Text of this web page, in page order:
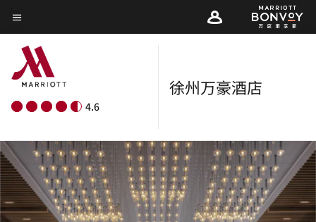
Skip
to
main
content
菜单文本
4.6
徐州万豪酒店